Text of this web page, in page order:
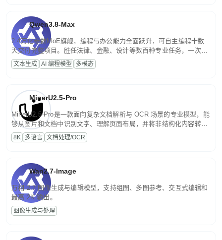
Qwen3.8-Max
2.4万亿参数MoE旗舰，编程与办公能力全面跃升，可自主编程十数
天交付完整项目。胜任法律、金融、设计等数百种专业任务，一次对
话端到端交付生产级成果。原生视觉理解贯穿规划、执行与验证全流
程，支持超长文档与长视频的深度语义解析。长程任务中自主规划与
文本生成 AI 编程模型 多模态
MinerU2.5-Pro
MinerU2.5-Pro是一款面向复杂文档解析与 OCR 场景的专业模型，能
够从图片和文档中识别文字、理解页面布局，并将非结构化内容转换
为便于存储、检索和二次处理的结构化结果。
8K 多语言 文档处理/OCR
Wan2.7-Image
万相 2.7 图像生成与编辑模型，支持组图、多图参考、交互式编辑和
最高 2K 输出。
图像生成与处理